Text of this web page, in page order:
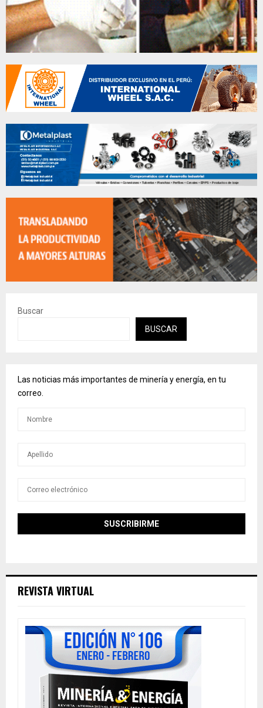
Buscar
BUSCAR
Las noticias más importantes de minería y energía, en tu
correo.
REVISTA VIRTUAL